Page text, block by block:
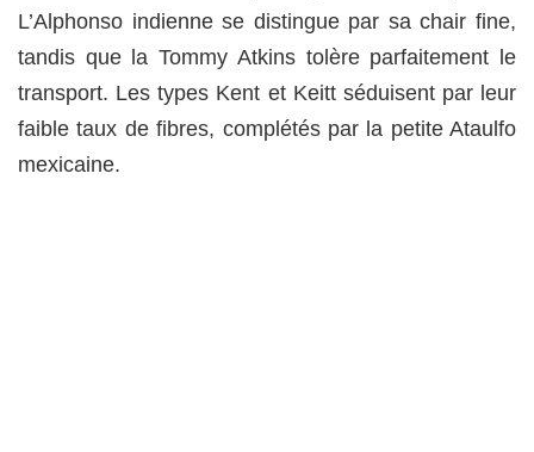
L’Alphonso indienne se distingue par sa chair fine,
tandis que la Tommy Atkins tolère parfaitement le
transport. Les types Kent et Keitt séduisent par leur
faible taux de fibres, complétés par la petite Ataulfo
mexicaine.